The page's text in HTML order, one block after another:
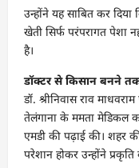
उन्होंने यह साबित कर
खेती सिर्फ परंपरागत पेशा
है।
डॉक्टर से किसान बनने
डॉ. श्रीनिवास राव
तेलंगाना के ममता मेडिकल
एमडी की पढ़ाई की। शहर
परेशान होकर उन्होंने